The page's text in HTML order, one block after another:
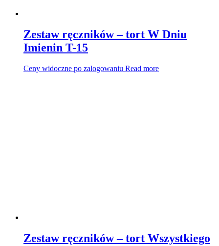
Zestaw ręczników – tort W Dniu
Imienin T-15
Ceny widoczne po zalogowaniu Read more
Zestaw ręczników – tort Wszystkiego